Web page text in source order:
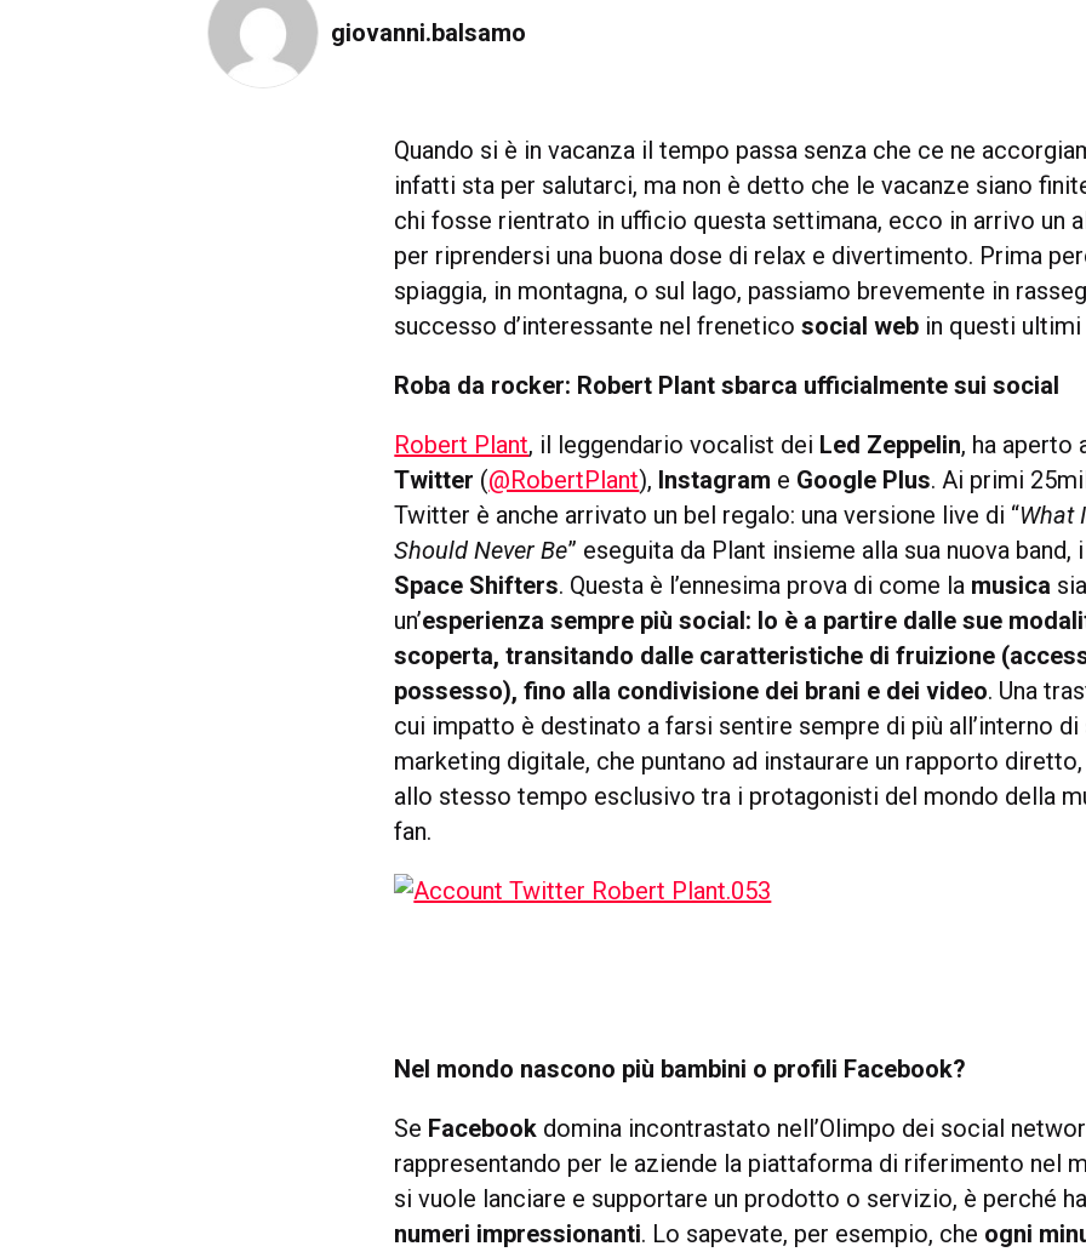
giovanni.balsamo
Quando si è in vacanza il tempo passa senza che ce ne
infatti sta per salutarci, ma non è detto che le vacanze siano
chi fosse rientrato in ufficio questa settimana, ecco in arrivo un
per riprendersi una buona dose di relax e divertimento. Prima
spiaggia, in montagna, o sul lago, passiamo brevemente in
successo d’interessante nel freneticosocial web in questi
Roba da rocker: Robert Plant sbarca ufficialmente sui social
Robert Plant, il leggendario vocalist dei Led Zeppelin, ha aperto
Twitter (@RobertPlant), Instagram e Google Plus. Ai primi
Twitter è anche arrivato un bel regalo: una versione live di “What
Should Never Be” eseguita da Plant insieme alla sua nuova band, i
Space Shifters. Questa è l’ennesima prova di come la musica
un’esperienza sempre più social: lo è a partire dalle sue
scoperta, transitando dalle caratteristiche di fruizione
possesso), fino alla condivisione dei brani e dei video. Una
cui impatto è destinato a farsi sentire sempre di più all’interno
marketing digitale, che puntano ad instaurare un rapporto
allo stesso tempo esclusivo tra i protagonisti del mondo della
fan.
Nel mondo nascono più bambini o profili Facebook?
Se Facebook domina incontrastato nell’Olimpo dei social
rappresentando per le aziende la piattaforma di riferimento nel
si vuole lanciare e supportare un prodotto o servizio, è perché
numeri impressionanti. Lo sapevate, per esempio, che ogni